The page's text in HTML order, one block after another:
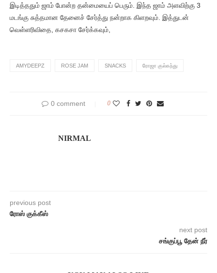
இடித்ததும் ஜாம் போன்ற தன்மையைப் பெரும். இந்த ஜாம் அளவிற்கு 3
மடங்கு சுத்தமான தேனைச் சேர்த்து நன்றாக கிளறவும். இத்துடன்
வெள்ளரிவிதை, கசகசா சேர்க்கவும்,
AMYDEEPZ ROSE JAM SNACKS ரோஜா குல்கந்து
0 comment 0
NIRMAL
previous post
ரோஸ் குக்கீஸ்
next post
சங்குப்பூ தேன் நீர்